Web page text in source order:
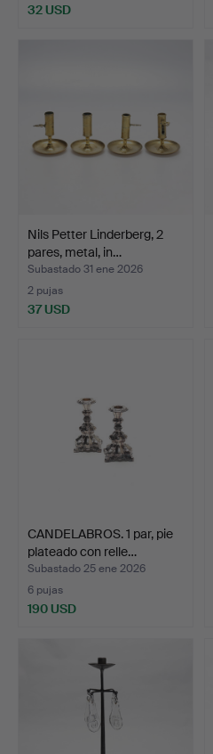
32 USD
Nils Petter Linderberg, 2
pares, metal, in…
Subastado 31 ene 2026
2 pujas
37 USD
CANDELABROS. 1 par, pie
plateado con relle…
Subastado 25 ene 2026
6 pujas
190 USD